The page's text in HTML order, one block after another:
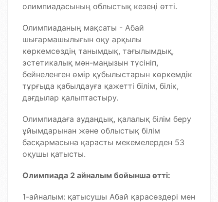
олимпиадасының облыстық кезеңі өтті.
Олимпиаданың мақсаты - Абай
шығармашылығын оқу арқылы
көркемсөздің танымдық, тағылымдық,
эстетикалық мән-маңызын түсініп,
бейнеленген өмір құбылыстарын көркемдік
тұрғыда қабылдауға қажетті білім, білік,
дағдылар қалыптастыру.
Олимпиадаға аудандық, қалалық білім беру
ұйымдарынан және облыстық білім
басқармасына қарасты мекемелерден 53
оқушы қатысты.
Олимпиада 2 айналым бойынша өтті:
1-айналым: қатысушы Абай қарасөздері мен